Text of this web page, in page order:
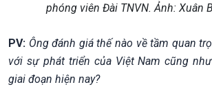
phóng viên Đài TNVN. Ảnh: Xuân
PV: Ông đánh giá thế nào về tầm quan
với sự phát triển của Việt Nam cũng
giai đoạn hiện nay?